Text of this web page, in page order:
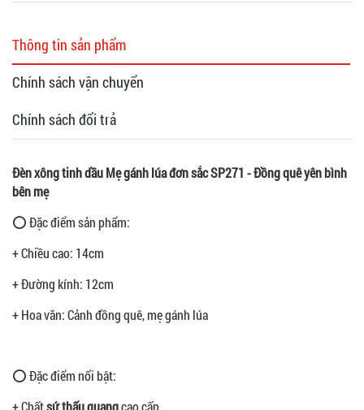
Thông tin sản phẩm
Chính sách vận chuyển
Chính sách đổi trả
Đèn xông tinh dầu Mẹ gánh lúa đơn sắc SP271 - Đồng quê yên bình
bên mẹ
⭕ Đặc điểm sản phẩm:
+ Chiều cao: 14cm
+ Đường kính: 12cm
+ Hoa văn: Cảnh đồng quê, mẹ gánh lúa
⭕ Đặc điểm nổi bật:
+ Chấtsứ thấu quangcao cấp